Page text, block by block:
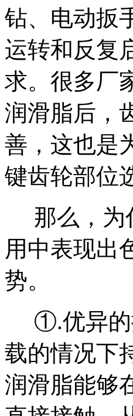
钻、电动扳
运转和反复
求。很多厂
润滑脂后，
善，这也是
键齿轮部位
那么，为
用中表现出
势。
①.优异
载的情况下
润滑脂能够